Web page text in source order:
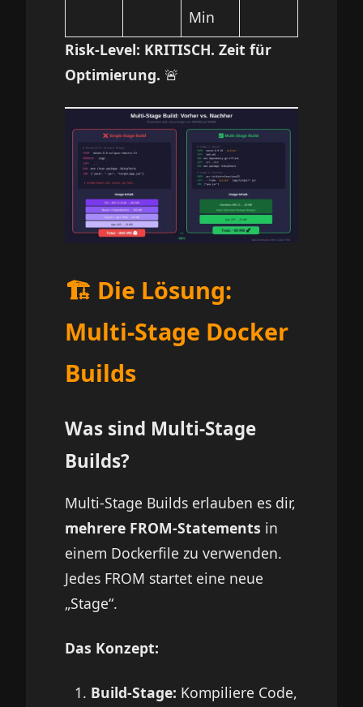
Min
Risk-Level: KRITISCH. Zeit für
Optimierung. 🚨
🏗️ Die Lösung:
Multi-Stage Docker
Builds
Was sind Multi-Stage
Builds?
Multi-Stage Builds erlauben es dir,
mehrere FROM-Statements in
einem Dockerfile zu verwenden.
Jedes FROM startet eine neue
„Stage“.
Das Konzept:
Build-Stage: Kompiliere Code,